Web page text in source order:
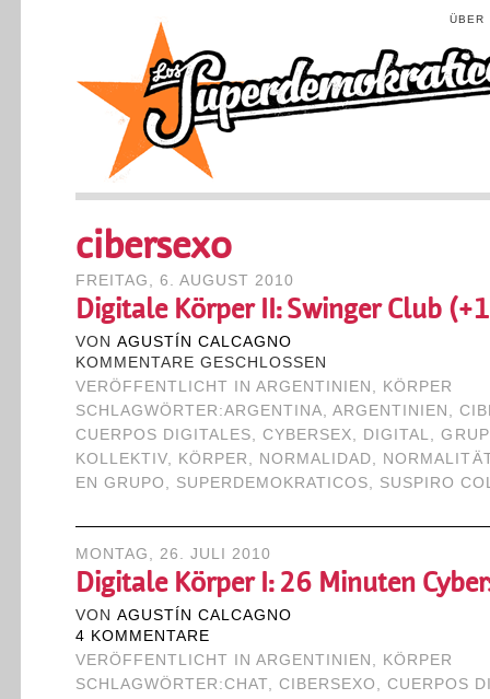
ÜBER
cibersexo
FREITAG, 6. AUGUST 2010
Digitale Körper II: Swinger Club
VON AGUSTÍN CALCAGNO
KOMMENTARE GESCHLOSSEN
VERÖFFENTLICHT IN ARGENTINIEN , KÖRPER
SCHLAGWÖRTER:ARGENTINA,ARGENTINIEN ,
CUERPOS DIGITALES, CYBERSEX, DIGITAL,
KOLLEKTIV, KÖRPER , NORMALIDAD,
EN GRUPO , SUPERDEMOKRATICOS, SUSPIRO
MONTAG, 26. JULI 2010
Digitale Körper I: 26 Minuten
VON AGUSTÍN CALCAGNO
4 KOMMENTARE
VERÖFFENTLICHT IN ARGENTINIEN , KÖRPER
SCHLAGWÖRTER:CHAT, CIBERSEXO ,CUERPOS